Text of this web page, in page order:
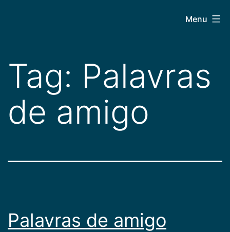
conteúdo
Menu
Tag: Palavras
de amigo
Palavras de amigo